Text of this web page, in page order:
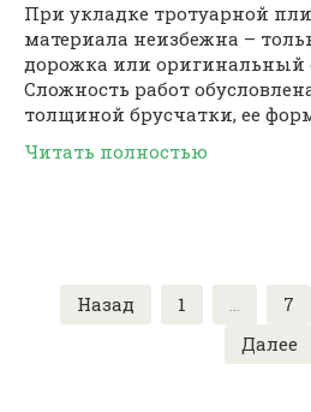
При укладке тротуарной
материала неизбежна –
дорожка или оригинальный
Сложность работ
толщиной брусчатки, ее
Читать полностью
Пагинация
записей
Назад 1 … 7
Далее